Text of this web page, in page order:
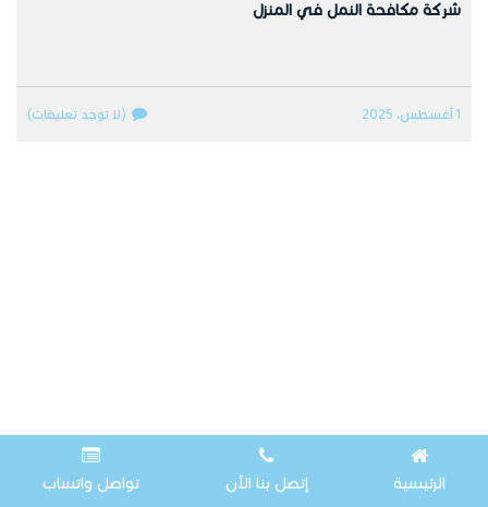
شركة مكافحة النمل في المنزل
1 أغسطس، 2025 (لا توجد تعليقات)
الرئيسية إتصل بنا الآن تواصل واتساب